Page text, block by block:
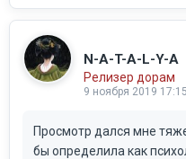
N-A-T-A-L-Y-A
Релизер дорам
9 ноября 2019 17:15
Просмотр дался мне
бы определила как